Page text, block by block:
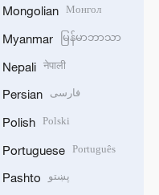
Mongolian Монгол
Myanmar မြန်မာဘာသာ
Nepali नेपाली
Persian فارسی
Polish Polski
Portuguese Português
Pashto پښتو